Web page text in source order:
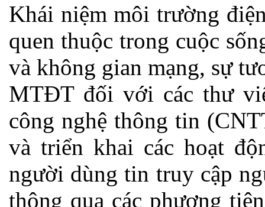
Khái niệm môi trường
quen thuộc trong cuộc
và không gian mạng, sự
MTĐT đối với các thư
công nghệ thông tin
và triển khai các hoạt
người dùng tin truy cập
thông qua các phương